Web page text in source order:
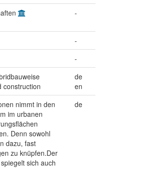
-
-
-
de
construction
en
nimmt in den
im urbanen
Denn sowohl
dazu, fast
zu knüpfen.Der
sich auch
de